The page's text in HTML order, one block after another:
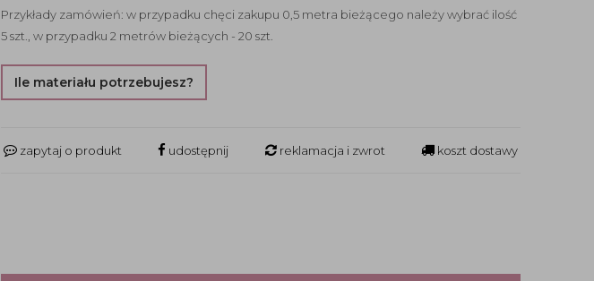
Przykłady zamówień: w przypadku chęci zakupu 0,5 metra bieżącego należy wybrać ilość
5 szt., w przypadku 2 metrów bieżących - 20 szt.
Ile materiału potrzebujesz?
zapytaj o produkt udostępnij reklamacja i zwrot koszt dostawy